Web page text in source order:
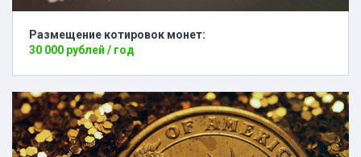
Размещение котировок монет:
30 000 рублей / год